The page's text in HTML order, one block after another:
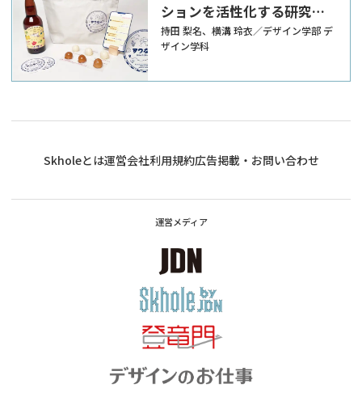
ションを活性化する研究
─アワない？～特急あずさ
酔いどれ旅～─
持田 梨名、横溝 玲衣／デザイン学部 デ
ザイン学科
Skholeとは運営会社利用規約広告掲載・お問い合わせ
運営メディア